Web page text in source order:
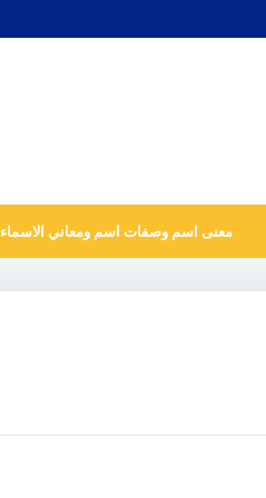
معنى اسم وصفات اسم ومعاني الاسماء